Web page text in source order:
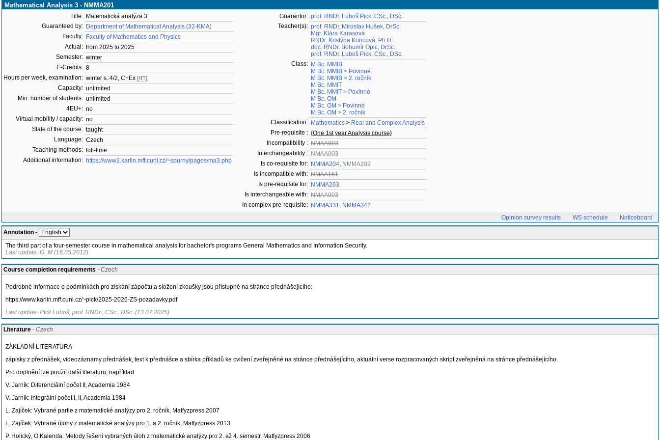
Mathematical Analysis 3 - NMMA201
Title: Matematická analýza 3
Guaranteed by: Department of Mathematical Analysis (32-KMA)
Faculty: Faculty of Mathematics and Physics
Actual: from 2025 to 2025
Semester: winter
E-Credits: 8
Hours per week, examination: winter s.:4/2, C+Ex [HT]
Capacity: unlimited
Min. number of students: unlimited
4EU+: no
Virtual mobility / capacity: no
State of the course: taught
Language: Czech
Teaching methods: full-time
Additional information: https://www2.karlin.mff.cuni.cz/~spurny/pages/ma3.php
Guarantor: prof. RNDr. Luboš Pick, CSc., DSc.
Teacher(s): prof. RNDr. Miroslav Hušek, DrSc.
Mgr. Klára Karasová
RNDr. Kristýna Kuncová, Ph.D.
doc. RNDr. Bohumír Opic, DrSc.
prof. RNDr. Luboš Pick, CSc., DSc.
Class: M Bc. MMIB
M Bc. MMIB > Povinné
M Bc. MMIB > 2. ročník
M Bc. MMIT
M Bc. MMIT > Povinné
M Bc. OM
M Bc. OM > Povinné
M Bc. OM > 2. ročník
Classification: Mathematics > Real and Complex Analysis
Pre-requisite : {One 1st year Analysis course}
Incompatibility : NMAA003
Interchangeability : NMAA003
Is co-requisite for: NMMA204, NMMA202
Is incompatible with: NMAA161
Is pre-requisite for: NMMA263
Is interchangeable with: NMAA003
In complex pre-requisite: NMMA331, NMMA342
Opinion survey results
WS schedule Noticeboard
Annotation -
The third part of a four-semester course in mathematical analysis for bachelor's programs General Mathematics and Information Security.
Last update: G_M (16.05.2012)
Course completion requirements - Czech
Podrobné informace o podmínkách pro získání zápočtu a složení zkoušky jsou přístupné na stránce přednášejícího:
https://www.karlin.mff.cuni.cz/~pick/2025-2026-ZS-pozadavky.pdf
Last update: Pick Luboš, prof. RNDr., CSc., DSc. (13.07.2025)
Literature - Czech
ZÁKLADNÍ LITERATURA
zápisky z přednášek, videozáznamy přednášek, text k přednášce a sbírka příkladů ke cvičení zveřejněné na stránce přednášejícího, aktuální verse rozpracovaných skript zveřejněná na stránce přednášejícího.
Pro doplnění lze použít další literaturu, například
V. Jarník: Diferenciální počet II, Academia 1984
V. Jarník: Integrální počet I, II, Academia 1984
L. Zajíček: Vybrané partie z matematické analýzy pro 2. ročník, Matfyzpress 2007
L. Zajíček: Vybrané úlohy z matematické analýzy pro 1. a 2. ročník, Matfyzpress 2013
P. Holický, O.Kalenda: Metody řešení vybraných úloh z matematické analýzy pro 2. až 4. semestr, Matfyzpress 2006